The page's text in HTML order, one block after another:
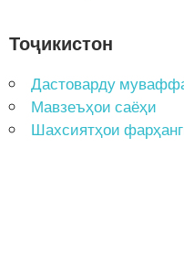
Тоҷикистон
Дастоварду
Мавзеъҳои саёҳи
Шахсиятҳои